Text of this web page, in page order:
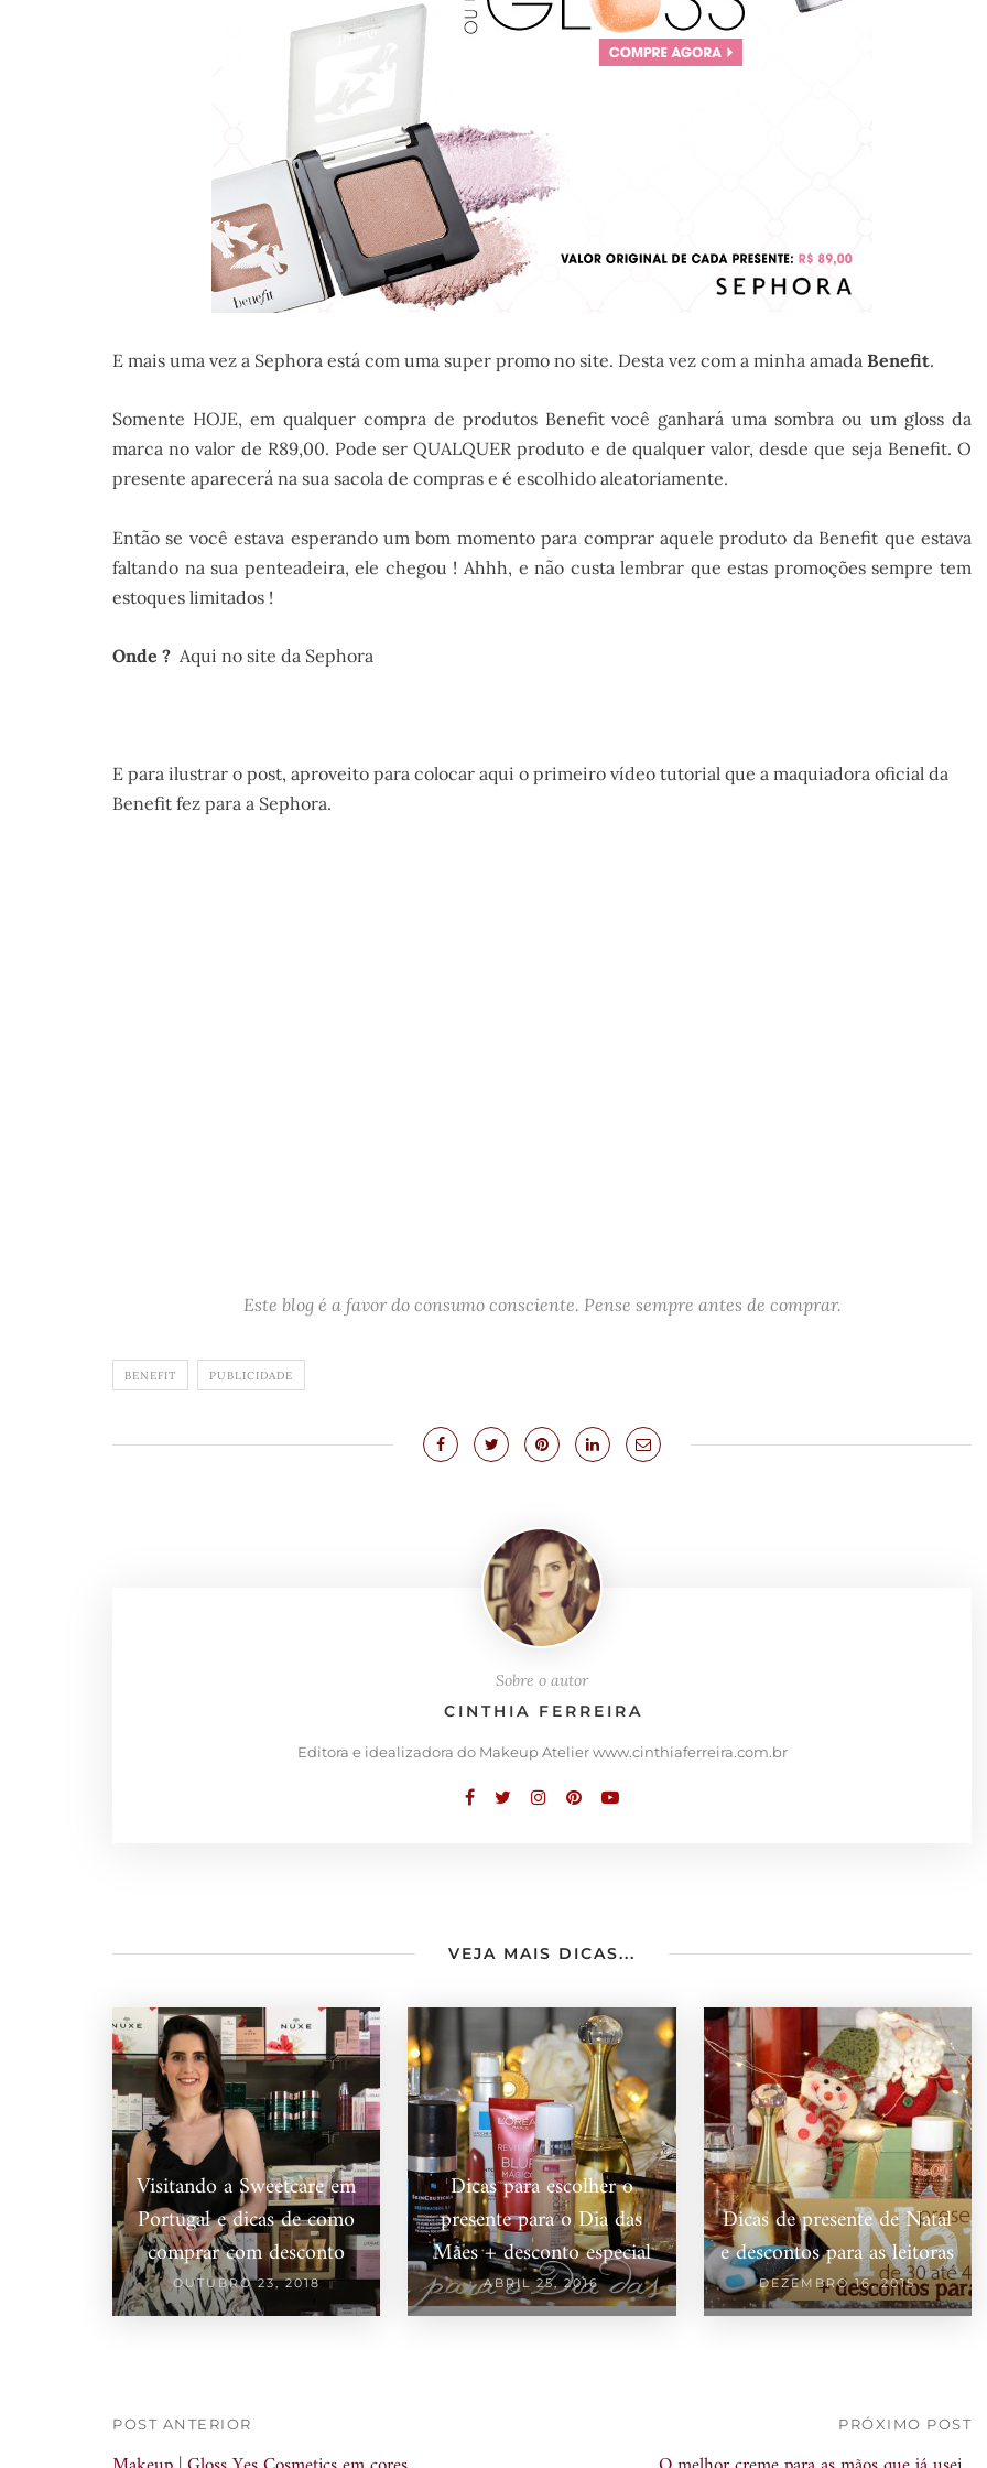
E mais uma vez a Sephora está com uma super promo no site. Desta vez com a minha amada Benefit.
Somente HOJE, em qualquer compra de produtos Benefit você ganhará uma sombra ou um gloss da
marca no valor de R89,00. Pode ser QUALQUER produto e de qualquer valor, desde que seja Benefit. O
presente aparecerá na sua sacola de compras e é escolhido aleatoriamente.
Então se você estava esperando um bom momento para comprar aquele produto da Benefit que estava
faltando na sua penteadeira, ele chegou ! Ahhh, e não custa lembrar que estas promoções sempre tem
estoques limitados !
Onde ? Aqui no site da Sephora
E para ilustrar o post, aproveito para colocar aqui o primeiro vídeo tutorial que a maquiadora oficial da
Benefit fez para a Sephora.
Este blog é a favor do consumo consciente. Pense sempre antes de comprar.
BENEFIT PUBLICIDADE
Sobre o autor
CINTHIA FERREIRA
Editora e idealizadora do Makeup Atelier www.cinthiaferreira.com.br
VEJA MAIS DICAS...
Visitando a Sweetcare em
Portugal e dicas de como
comprar com desconto
OUTUBRO 23, 2018
Dicas para escolher o
presente para o Dia das
Mães + desconto especial
ABRIL 25, 2016
Dicas de presente de Natal
e descontos para as leitoras
DEZEMBRO 16, 2015
POST ANTERIOR PRÓXIMO POST